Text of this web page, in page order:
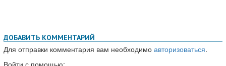
ДОБАВИТЬ КОММЕНТАРИЙ
Для отправки комментария вам необходимо авторизоваться.